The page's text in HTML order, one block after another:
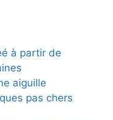
à partir de
aiguille
pas chers